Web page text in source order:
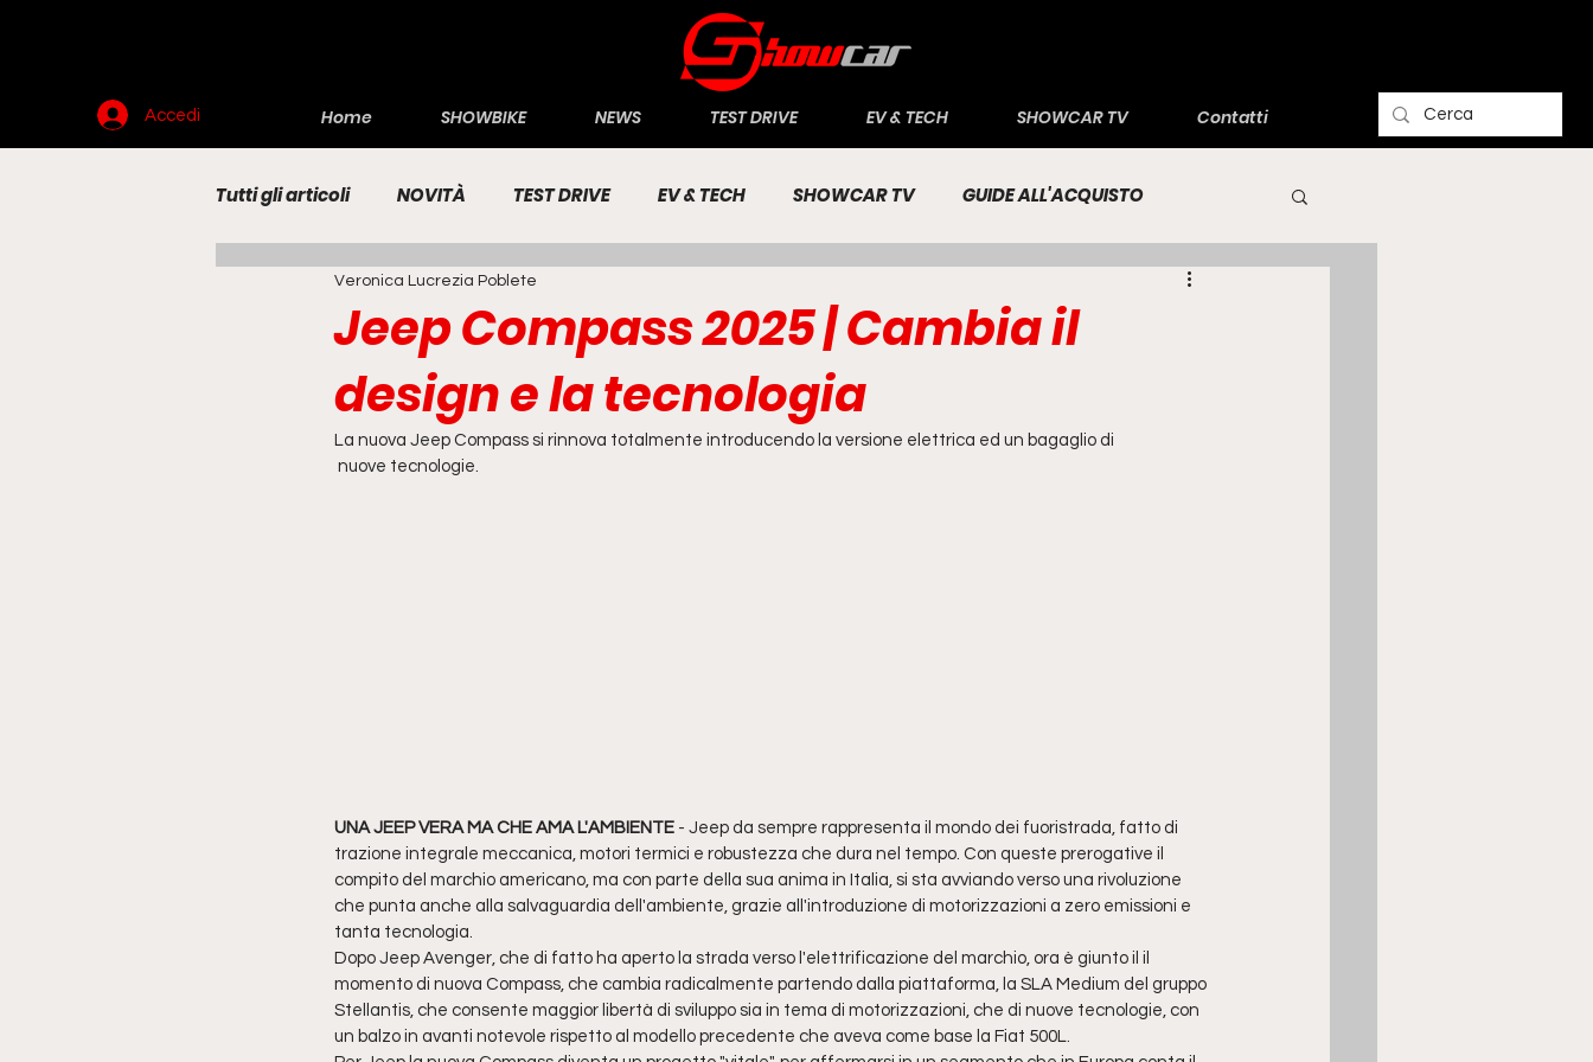
Accedi Home SHOWBIKE NEWS TEST DRIVE EV & TECH SHOWCAR TV Contatti
Tutti gli articoli NOVITÀ TEST DRIVE EV & TECH SHOWCAR TV GUIDE ALL'ACQUISTO
RENDERING MOTO ECONOMIA
Jeep Compass 2025 | Cambia il
design e la tecnologia
Veronica Lucrezia Poblete
La nuova Jeep Compass si rinnova totalmente introducendo la versione elettrica ed un bagaglio di
nuove tecnologie.
UNA JEEP VERA MA CHE AMA L'AMBIENTE - Jeep da sempre rappresenta il mondo dei fuoristrada, fatto di
trazione integrale meccanica, motori termici e robustezza che dura nel tempo. Con queste prerogative il
compito del marchio americano, ma con parte della sua anima in Italia, si sta avviando verso una rivoluzione
che punta anche alla salvaguardia dell'ambiente, grazie all'introduzione di motorizzazioni a zero emissioni e
tanta tecnologia.
Dopo Jeep Avenger, che di fatto ha aperto la strada verso l'elettrificazione del marchio, ora è giunto il il
momento di nuova Compass, che cambia radicalmente partendo dalla piattaforma, la SLA Medium del gruppo
Stellantis, che consente maggior libertà di sviluppo sia in tema di motorizzazioni, che di nuove tecnologie, con
un balzo in avanti notevole rispetto al modello precedente che aveva come base la Fiat 500L.